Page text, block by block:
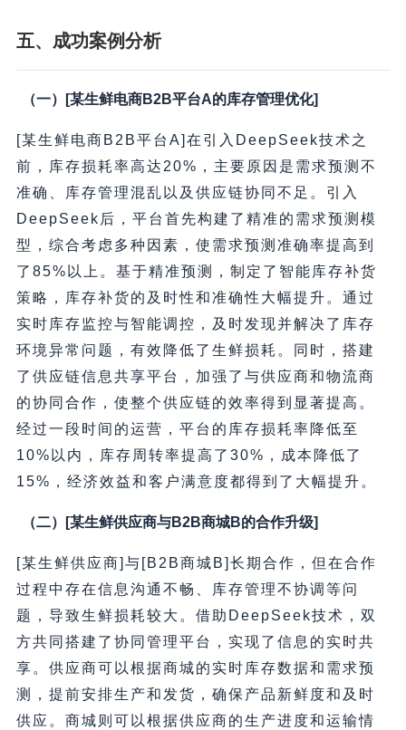
五、成功案例分析
（一）[某生鲜电商B2B平台A的库存管理优化]
[某生鲜电商B2B平台A]在引入DeepSeek技术之
前，库存损耗率高达20%，主要原因是需求预测不
准确、库存管理混乱以及供应链协同不足。引入
DeepSeek后，平台首先构建了精准的需求预测模
型，综合考虑多种因素，使需求预测准确率提高到
了85%以上。基于精准预测，制定了智能库存补货
策略，库存补货的及时性和准确性大幅提升。通过
实时库存监控与智能调控，及时发现并解决了库存
环境异常问题，有效降低了生鲜损耗。同时，搭建
了供应链信息共享平台，加强了与供应商和物流商
的协同合作，使整个供应链的效率得到显著提高。
经过一段时间的运营，平台的库存损耗率降低至
10%以内，库存周转率提高了30%，成本降低了
15%，经济效益和客户满意度都得到了大幅提升。
（二）[某生鲜供应商与B2B商城B的合作升级]
[某生鲜供应商]与[B2B商城B]长期合作，但在合作
过程中存在信息沟通不畅、库存管理不协调等问
题，导致生鲜损耗较大。借助DeepSeek技术，双
方共同搭建了协同管理平台，实现了信息的实时共
享。供应商可以根据商城的实时库存数据和需求预
测，提前安排生产和发货，确保产品新鲜度和及时
供应。商城则可以根据供应商的生产进度和运输情